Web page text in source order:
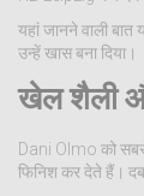
यहां जानने वाली
उन्हें खास बना दिया।
खेल शैली
Dani Olmo को
फिनिश कर देते हैं।